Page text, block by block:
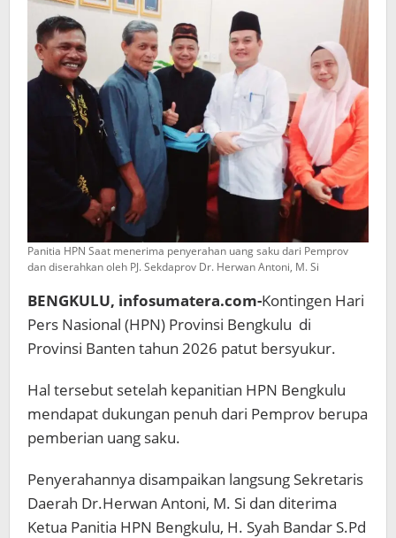
Banten
Panitia HPN Saat menerima penyerahan uang saku dari Pemprov
dan diserahkan oleh PJ. Sekdaprov Dr. Herwan Antoni, M. Si
BENGKULU, infosumatera.com-Kontingen Hari
Pers Nasional (HPN) Provinsi Bengkulu di
Provinsi Banten tahun 2026 patut bersyukur.
Hal tersebut setelah kepanitian HPN Bengkulu
mendapat dukungan penuh dari Pemprov berupa
pemberian uang saku.
Penyerahannya disampaikan langsung Sekretaris
Daerah Dr.Herwan Antoni, M. Si dan diterima
Ketua Panitia HPN Bengkulu, H. Syah Bandar S.Pd